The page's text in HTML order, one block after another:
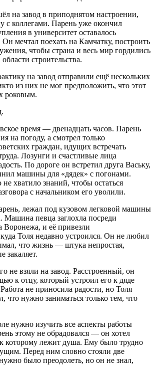
на завод в приподнятом настроении,
с коллегами. Парень уже окончил
в университет оставалось
Он мечтал поехать на Камчатку, построить
чтобы страна и весь мир гордились
строительства.
на завод отправили ещё нескольких
из них не мог предположить, что этот
роковым.
время — двенадцать часов. Парень
ия на погоду, а смотрел только
граждан, идущих встречать
Лозунги и счастливые лица
По дороге он встретил друга Ваську,
машины для «дядек» с погонами.
хватило знаний, чтобы остаться
с начальником его уволили.
лежал под кузовом легковой машины
Машина певца заглохла посреди
Воронежа, и её привезли
Толя недавно устроился. Он не любил
что жизнь — штука непростая,
закаляет.
не взяли на завод. Расстроенный, он
к отцу, который устроил его к дяде
не приносила радости, но Толя
что нужно заниматься только тем, что
нужно изучить все аспекты работы
этому не обрадовался — он хотел
которому лежит душа. Ему было трудно
Перед ним словно стояли две
было преодолеть, но он не знал,